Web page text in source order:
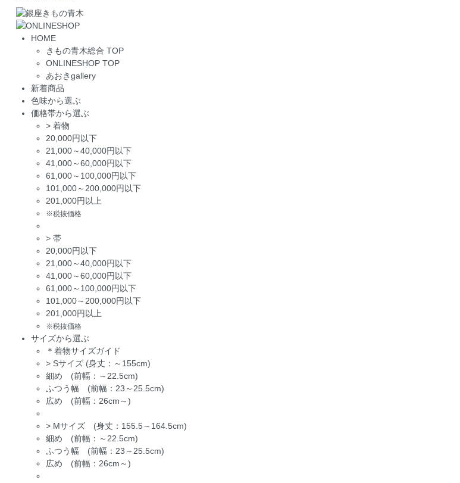
HOME
きもの青木総合 TOP
ONLINESHOP TOP
あおきgallery
新着商品
色味から選ぶ
価格帯から選ぶ
> 着物
20,000円以下
21,000～40,000円以下
41,000～60,000円以下
61,000～100,000円以下
101,000～200,000円以下
201,000円以上
※税抜価格
> 帯
20,000円以下
21,000～40,000円以下
41,000～60,000円以下
61,000～100,000円以下
101,000～200,000円以下
201,000円以上
※税抜価格
サイズから選ぶ
＊着物サイズガイド
> Sサイズ (身丈：～155cm)
細め (前幅：～22.5cm)
ふつう幅 (前幅：23～25.5cm)
広め (前幅：26cm～)
> Mサイズ (身丈：155.5～164.5cm)
細め (前幅：～22.5cm)
ふつう幅 (前幅：23～25.5cm)
広め (前幅：26cm～)